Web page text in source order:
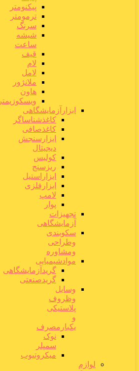
پیکنومتر
ترمومتر
سرنگ
شیشه
ساعت
قیف
لام
لامل
ملانژور
هاون
ویسکوزیمتر
ابزارآزمایشگاهی
کاغذشناساگر
کاغذصافی
ابزارسنجش
دیجیتال
کولیس
ریزسنج
ابزاراستیل
ابزارفلزی
لامپ
پوار
تجهیزات
آزمایشگاهی
سکوبندی
وطراحی
ومشاوره
موادشیمیایی
گریدآزمایشگاهی
گریدصنعتی
وسایل
وظروف
پلاستیکی
و
یکبارمصرف
نوک
سمپلر
میکروتیوب
لوازم